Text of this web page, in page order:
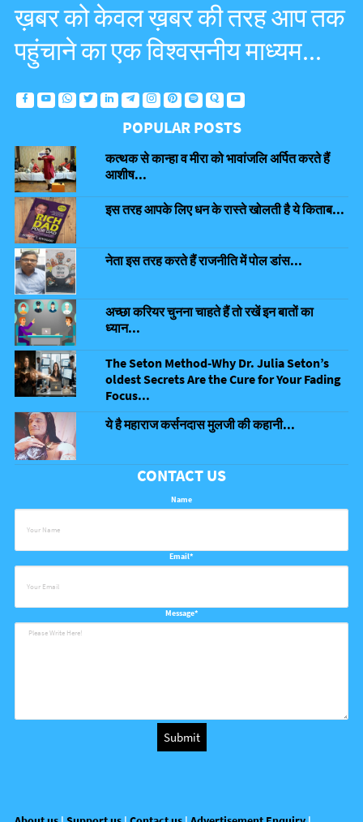
ख़बर को केवल ख़बर की तरह आप तक
पहुंचाने का एक विश्वसनीय माध्यम...
POPULAR POSTS
कत्थक से कान्हा व मीरा को भावांजलि अर्पित करते हैं
आशीष...
इस तरह आपके लिए धन के रास्ते खोलती है ये किताब...
नेता इस तरह करते हैं राजनीति में पोल डांस...
अच्छा करियर चुनना चाहते हैं तो रखें इन बातों का
ध्यान...
The Seton Method-Why Dr. Julia Seton’s
oldest Secrets Are the Cure for Your Fading
Focus...
ये है महाराज कर्सनदास मुलजी की कहानी...
CONTACT US
Name
Email*
Message*